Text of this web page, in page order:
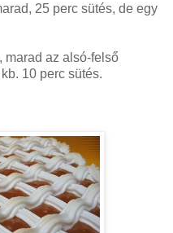
25 perc sütés, de egy
marad az alsó-felső
10 perc sütés.